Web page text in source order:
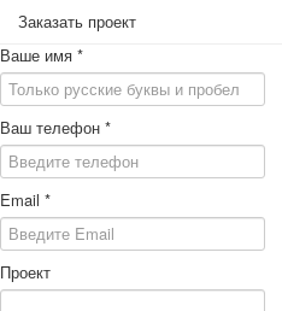
Заказать проект
Ваше имя *
Ваш телефон *
Email *
Проект